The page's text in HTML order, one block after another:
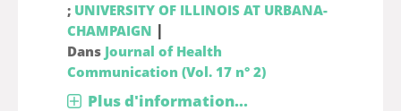
; UNIVERSITY OF ILLINOIS AT URBANA-
CHAMPAIGN |
Dans Journal of Health
Communication (Vol. 17 n° 2)
Plus d'information...